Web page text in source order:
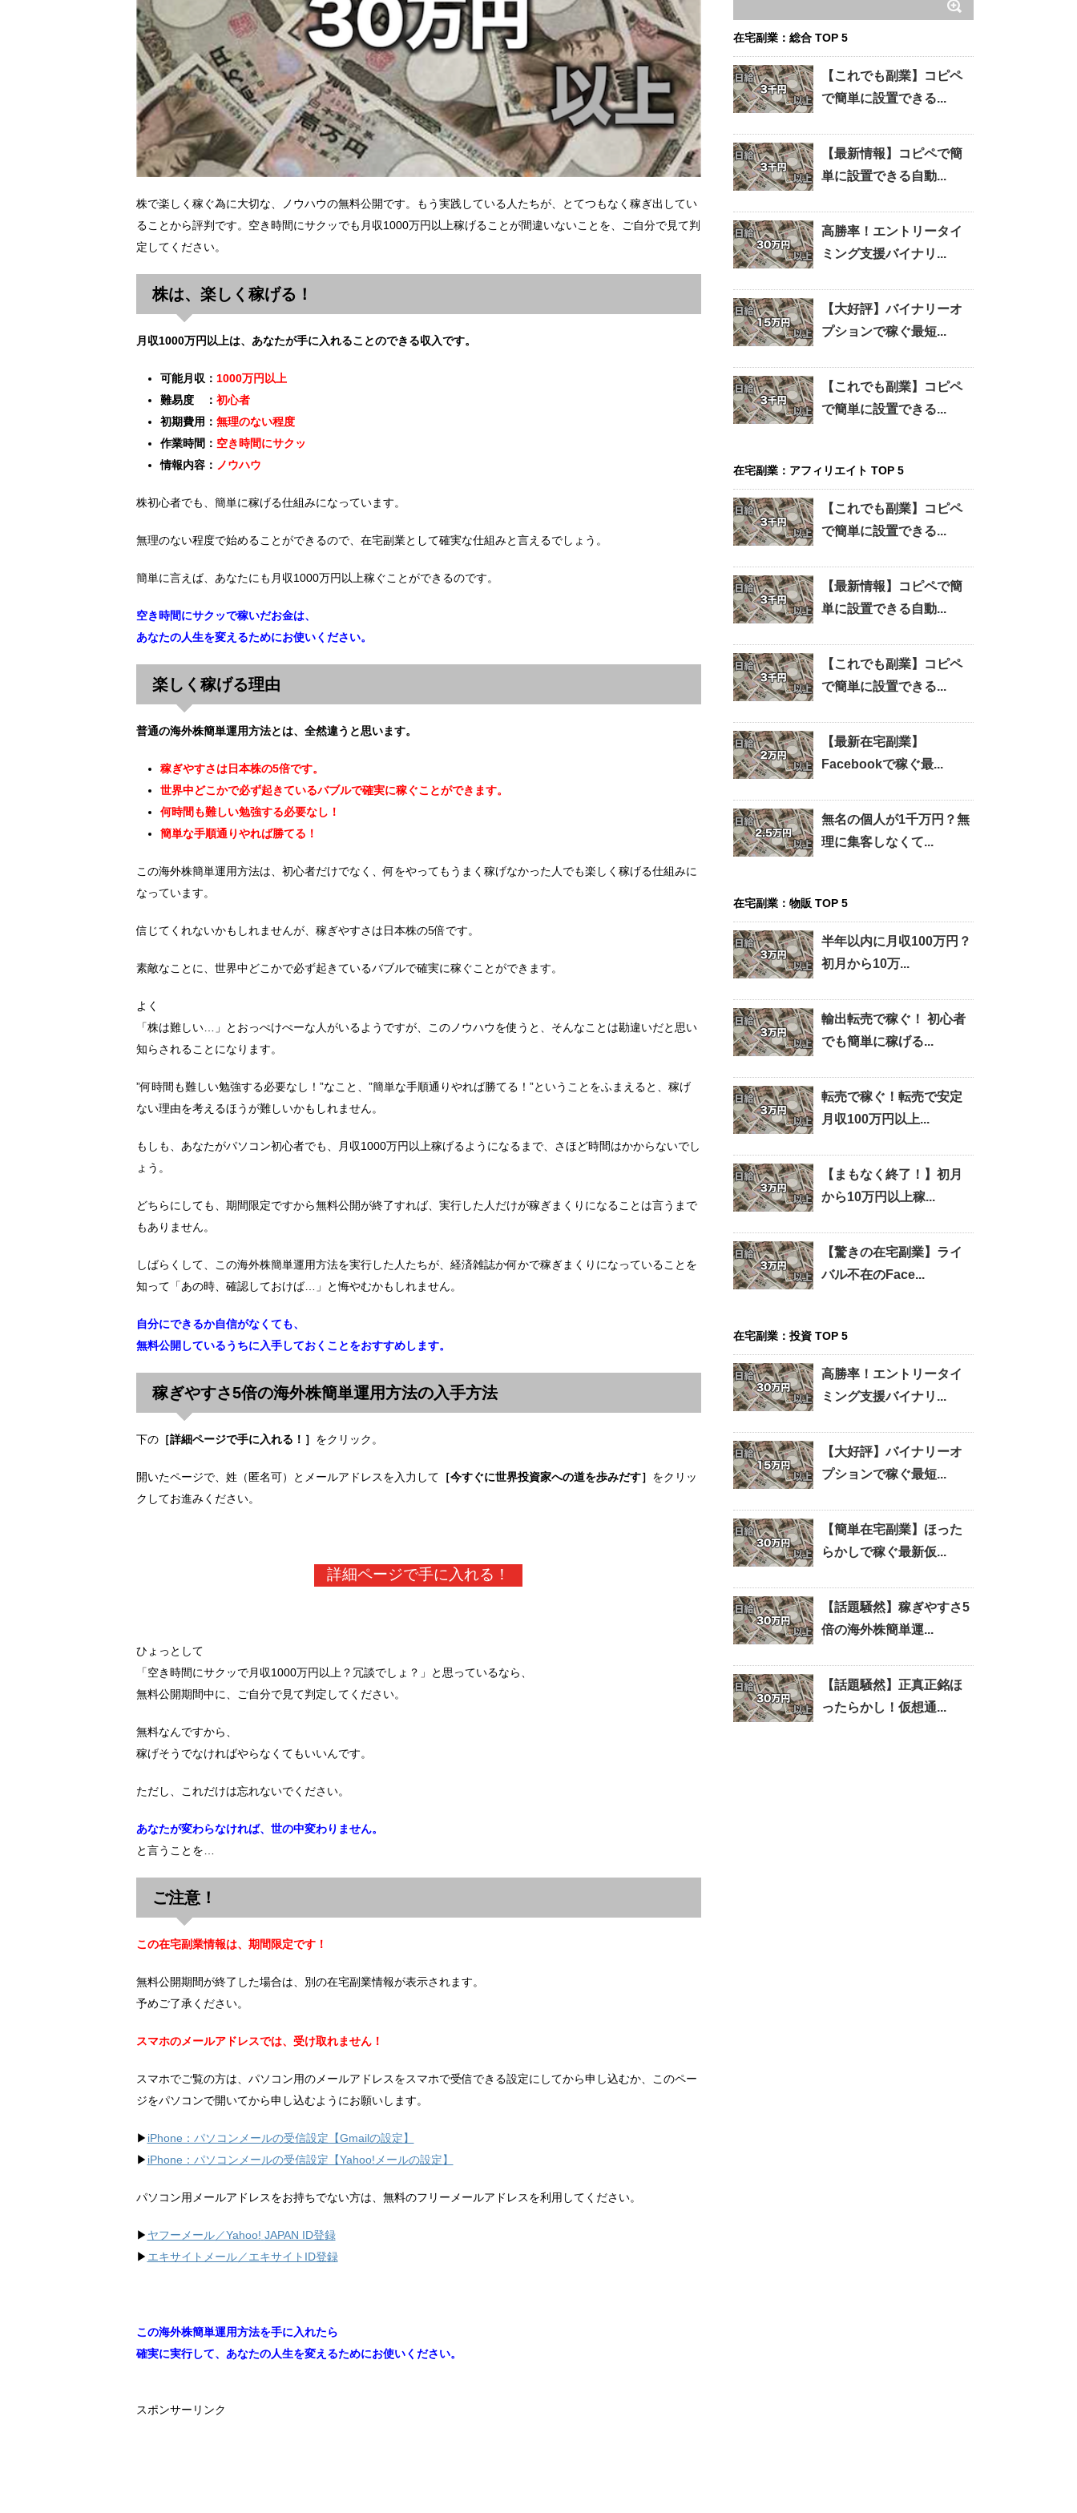
株で楽しく稼ぐ為に大切な、ノウハウの無料公開です。もう実践している人たちが、とてつもなく稼ぎ出してい
ることから評判です。空き時間にサクッでも月収1000万円以上稼げることが間違いないことを、ご自分で見て判
定してください。
株は、楽しく稼げる！
月収1000万円以上は、あなたが手に入れることのできる収入です。
可能月収： 1000万円以上
難易度 ： 初心者
初期費用： 無理のない程度
作業時間： 空き時間にサクッ
情報内容： ノウハウ
株初心者でも、簡単に稼げる仕組みになっています。
無理のない程度で始めることができるので、在宅副業として確実な仕組みと言えるでしょう。
簡単に言えば、あなたにも月収1000万円以上稼ぐことができるのです。
空き時間にサクッで稼いだお金は、
あなたの人生を変えるためにお使いください。
楽しく稼げる理由
普通の海外株簡単運用方法とは、全然違うと思います。
稼ぎやすさは日本株の5倍です。
世界中どこかで必ず起きているバブルで確実に稼ぐことができます。
何時間も難しい勉強する必要なし！
簡単な手順通りやれば勝てる！
この海外株簡単運用方法は、初心者だけでなく、何をやってもうまく稼げなかった人でも楽しく稼げる仕組みに
なっています。
信じてくれないかもしれませんが、稼ぎやすさは日本株の5倍です。
素敵なことに、世界中どこかで必ず起きているバブルで確実に稼ぐことができます。
よく
「株は難しい…」とおっぺけぺーな人がいるようですが、このノウハウを使うと、そんなことは勘違いだと思い
知らされることになります。
”何時間も難しい勉強する必要なし！”なこと、”簡単な手順通りやれば勝てる！”ということをふまえると、稼げ
ない理由を考えるほうが難しいかもしれません。
もしも、あなたがパソコン初心者でも、月収1000万円以上稼げるようになるまで、さほど時間はかからないでし
ょう。
どちらにしても、期間限定ですから無料公開が終了すれば、実行した人だけが稼ぎまくりになることは言うまで
もありません。
しばらくして、この海外株簡単運用方法を実行した人たちが、経済雑誌か何かで稼ぎまくりになっていることを
知って「あの時、確認しておけば…」と悔やむかもしれません。
自分にできるか自信がなくても、
無料公開しているうちに入手しておくことをおすすめします。
稼ぎやすさ5倍の海外株簡単運用方法の入手方法
下の［詳細ページで手に入れる！］ をクリック。
開いたページで、姓（匿名可）とメールアドレスを入力して ［今すぐに世界投資家への道を歩みだす］ をクリッ
クしてお進みください。
詳細ページで手に入れる！
ひょっとして
「空き時間にサクッで月収1000万円以上？冗談でしょ？」と思っているなら、
無料公開期間中に、ご自分で見て判定してください。
無料なんですから、
稼げそうでなければやらなくてもいいんです。
ただし、これだけは忘れないでください。
あなたが変わらなければ、世の中変わりません。
と言うことを…
ご注意！
この在宅副業情報は、期間限定です！
無料公開期間が終了した場合は、別の在宅副業情報が表示されます。
予めご了承ください。
スマホのメールアドレスでは、受け取れません！
スマホでご覧の方は、パソコン用のメールアドレスをスマホで受信できる設定にしてから申し込むか、このペー
ジをパソコンで開いてから申し込むようにお願いします。
▶︎ iPhone：パソコンメールの受信設定【Gmailの設定】
▶︎ iPhone：パソコンメールの受信設定【Yahoo!メールの設定】
パソコン用メールアドレスをお持ちでない方は、無料のフリーメールアドレスを利用してください。
▶︎ ヤフーメール／Yahoo! JAPAN ID登録
▶︎ エキサイトメール／エキサイトID登録
この海外株簡単運用方法を手に入れたら
確実に実行して、あなたの人生を変えるためにお使いください。
スポンサーリンク
在宅副業：総合 TOP 5
【これでも副業】コピペ
で簡単に設置できる...
【最新情報】コピペで簡
単に設置できる自動...
高勝率！エントリータイ
ミング支援バイナリ...
【大好評】バイナリーオ
プションで稼ぐ最短...
【これでも副業】コピペ
で簡単に設置できる...
在宅副業：アフィリエイト TOP 5
【これでも副業】コピペ
で簡単に設置できる...
【最新情報】コピペで簡
単に設置できる自動...
【これでも副業】コピペ
で簡単に設置できる...
【最新在宅副業】
Facebookで稼ぐ最...
無名の個人が1千万円？無
理に集客しなくて...
在宅副業：物販 TOP 5
半年以内に月収100万円？
初月から10万...
輸出転売で稼ぐ！ 初心者
でも簡単に稼げる...
転売で稼ぐ！転売で安定
月収100万円以上...
【まもなく終了！】初月
から10万円以上稼...
【驚きの在宅副業】ライ
バル不在のFace...
在宅副業：投資 TOP 5
高勝率！エントリータイ
ミング支援バイナリ...
【大好評】バイナリーオ
プションで稼ぐ最短...
【簡単在宅副業】ほった
らかしで稼ぐ最新仮...
【話題騒然】稼ぎやすさ5
倍の海外株簡単運...
【話題騒然】正真正銘ほ
ったらかし！仮想通...